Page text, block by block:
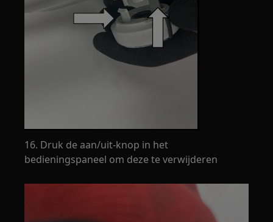
16. Druk de aan/uit-knop in het
bedieningspaneel om deze te verwijderen